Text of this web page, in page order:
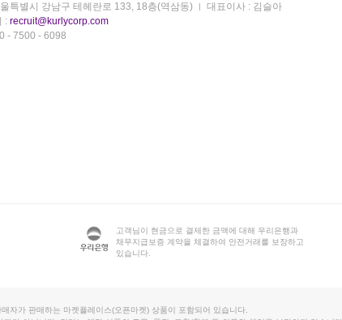
특별시 강남구 테헤란로 133, 18층(역삼동)
대표이사 : 김슬아
: recruit@kurlycorp.com
- 7500 - 6098
고객님이 현금으로 결제한 금액에 대해 우리은행과
채무지급보증 계약을 체결하여 안전거래를 보장하고
있습니다.
자가 판매하는 마켓플레이스(오픈마켓) 상품이 포함되어 있습니다.